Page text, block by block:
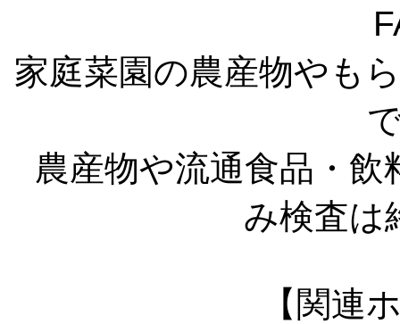
家庭菜園の農産物やも
農産物や流通食品・飲
み検査は
【関連